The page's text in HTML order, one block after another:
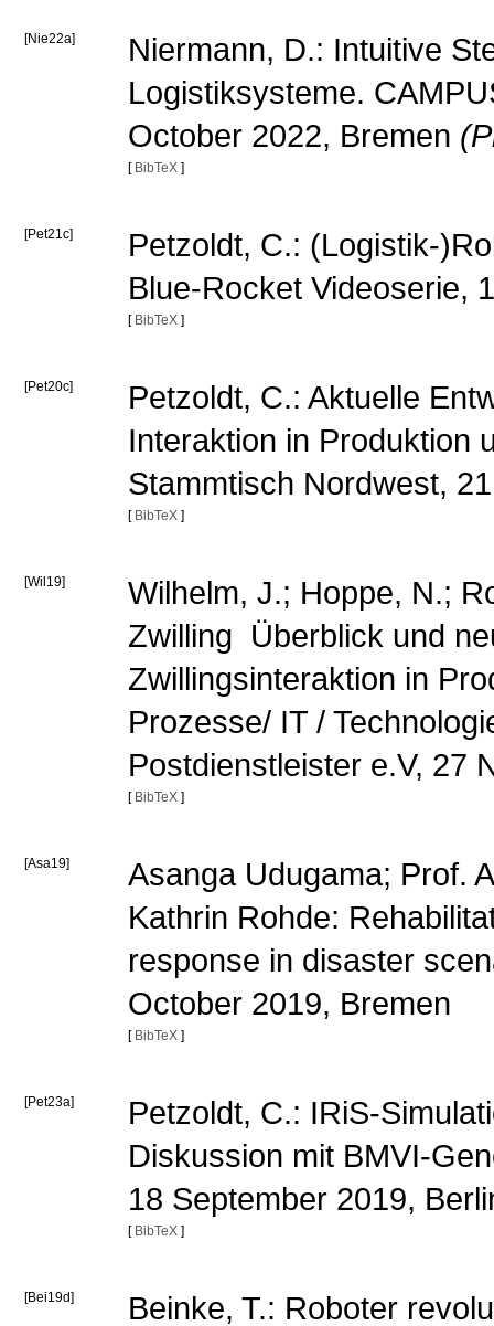
[Nie22a]
Niermann, D.: Intuitive
Logistiksysteme.
October 2022, Bremen
[ BibTeX ]
[Pet21c]
Petzoldt, C.: (Logistik-
Blue-Rocket Videoserie,
[ BibTeX ]
[Pet20c]
Petzoldt, C.: Aktuelle
Interaktion in Produktion
Stammtisch Nordwest,
[ BibTeX ]
[Wil19]
Wilhelm, J.; Hoppe, N.;
Zwilling  Überblick und
Zwillingsinteraktion in
Prozesse/ IT /
Postdienstleister e.V, 27
[ BibTeX ]
[Asa19]
Asanga Udugama; Prof.
Kathrin Rohde:
response in disaster
October 2019, Bremen
[ BibTeX ]
[Pet23a]
Petzoldt, C.: IRiS-
Diskussion mit BMVI-
18 September 2019,
[ BibTeX ]
[Bei19d] Beinke, T.: Roboter